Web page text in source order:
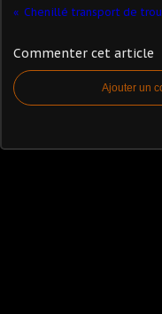
Commenter cet article
Ajouter un